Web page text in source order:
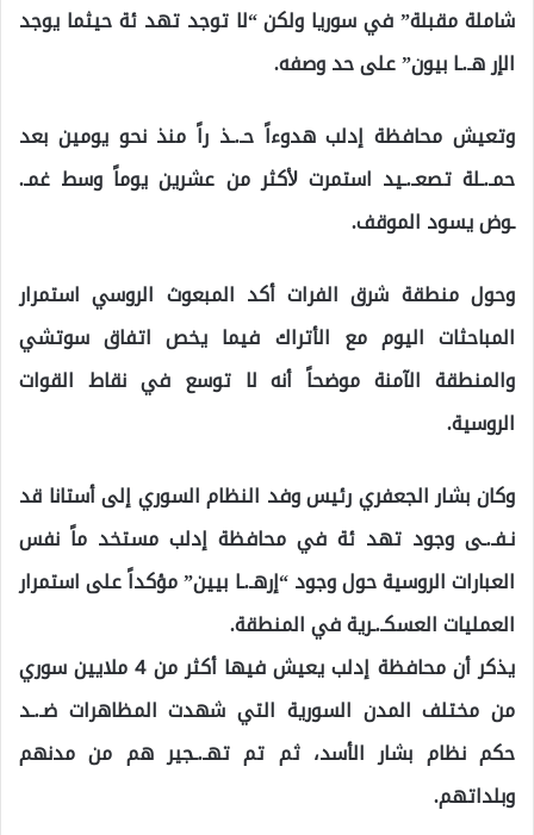
شاملة مقبلة” في سوريا ولكن “لا توجد تهد ئة حيثما يوجد
الإر هـ.ـا بيون” على حد وصفه.
وتعيش محافظة إدلب هدوءاً حـ.ـذ راً منذ نحو يومين بعد
حمـ.ـلة تصعـ.ـيد استمرت ﻷكثر من عشرين يوماً وسط غمـ.
ـوض يسود الموقف.
وحول منطقة شرق الفرات أكد المبعوث الروسي استمرار
المباحثات اليوم مع الأتراك فيما يخص اتفاق سوتشي
والمنطقة الآمنة موضحاً أنه لا توسع في نقاط القوات
الروسية.
وكان بشار الجعفري رئيس وفد النظام السوري إلى أستانا قد
نـفـ.ـى وجود تهد ئة في محافظة إدلب مستخد ماً نفس
العبارات الروسية حول وجود “إرهـ.ـا بيين” مؤكداً على استمرار
العمليات العسكـ.ـرية في المنطقة.
يذكر أن محافظة إدلب يعيش فيها أكثر من 4 ملايين سوري
من مختلف المدن السورية التي شهدت المظاهرات ضـ.ـد
حكم نظام بشار الأسد، ثم تم تهـ.ـجير هم من مدنهم
وبلداتهم.